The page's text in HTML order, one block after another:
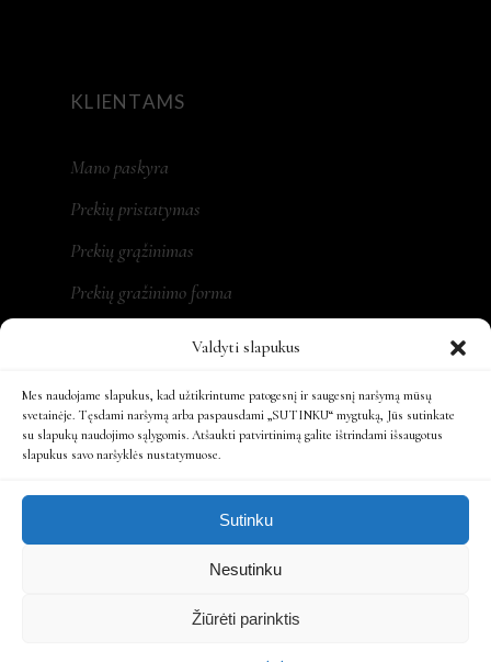
Valdyti slapukus
Mes naudojame slapukus, kad užtikrintume patogesnį ir saugesnį naršymą mūsų
svetainėje. Tęsdami naršymą arba paspausdami „SUTINKU“ mygtuką, Jūs sutinkate
su slapukų naudojimo sąlygomis. Atšaukti patvirtinimą galite ištrindami išsaugotus
slapukus savo naršyklės nustatymuose.
Sutinku
Nesutinku
Žiūrėti parinktis
KLIENTAMS
Mano paskyra
Prekių pristatymas
Prekių grąžinimas
Prekių gražinimo forma
REKVIZITAI
Ats. sąsk.: LT197300010161863808